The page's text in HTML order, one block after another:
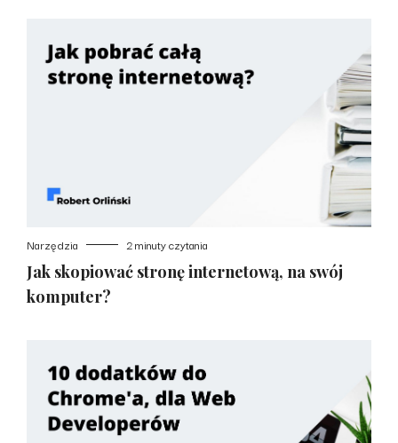
Narzędzia 2 minuty czytania
Jak skopiować stronę internetową, na swój
komputer?